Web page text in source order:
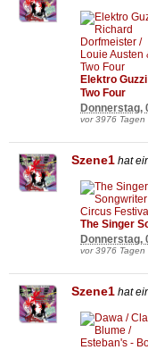
Elektro
Two Four
Donnerstag,
vor 3976 Tagen
Szene1 hat
The Singer
Donnerstag,
vor 3976 Tagen
Szene1 hat